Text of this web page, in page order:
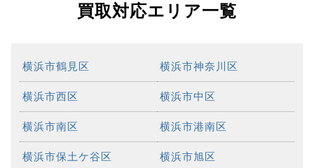
買取対応エリア一覧
横浜市鶴見区 横浜市神奈川区
横浜市西区 横浜市中区
横浜市南区 横浜市港南区
横浜市保土ケ谷区 横浜市旭区